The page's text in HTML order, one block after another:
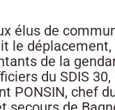
élus de
le déplacement,
de la
du SDIS
PONSIN, chef